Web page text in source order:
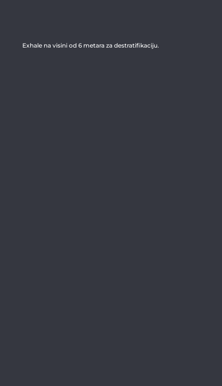
Exhale na visini od 6 metara za destratifikaciju.